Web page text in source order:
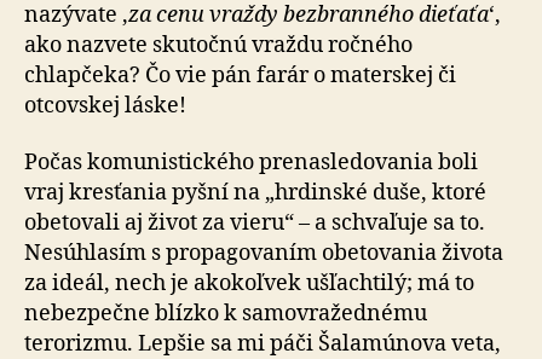
nazývate ‚za cenu vraždy bezbranného dieťaťa‘,
ako nazvete skutočnú vraždu ročného
chlapčeka? Čo vie pán farár o materskej či
otcovskej láske!
Počas komunistického prenasledovania boli
vraj kresťania pyšní na „hrdinské duše, ktoré
obetovali aj život za vieru“ – a schvaľuje sa to.
Nesúhlasím s propagovaním obetovania života
za ideál, nech je akokoľvek ušľachtilý; má to
nebezpečne blízko k samovražednému
terorizmu. Lepšie sa mi páči Šalamúnova veta,